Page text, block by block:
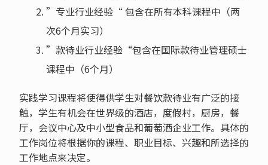
”专业行业经验“ 包含在所有本科课程中（两
次6个月实习）
”款待业行业经验“包含在国际款待业管理硕士
课程中（6个月）
实践学习课程将使得供学生对餐饮款待业有广泛的接
触，学生有机会在世界级的酒店，度假村，厨房，餐
厅，会议中心及中小型食品和葡萄酒企业工作。具体的
工作岗位将根据你的课程、职业目标、兴趣和所选择的
工作地点来决定。